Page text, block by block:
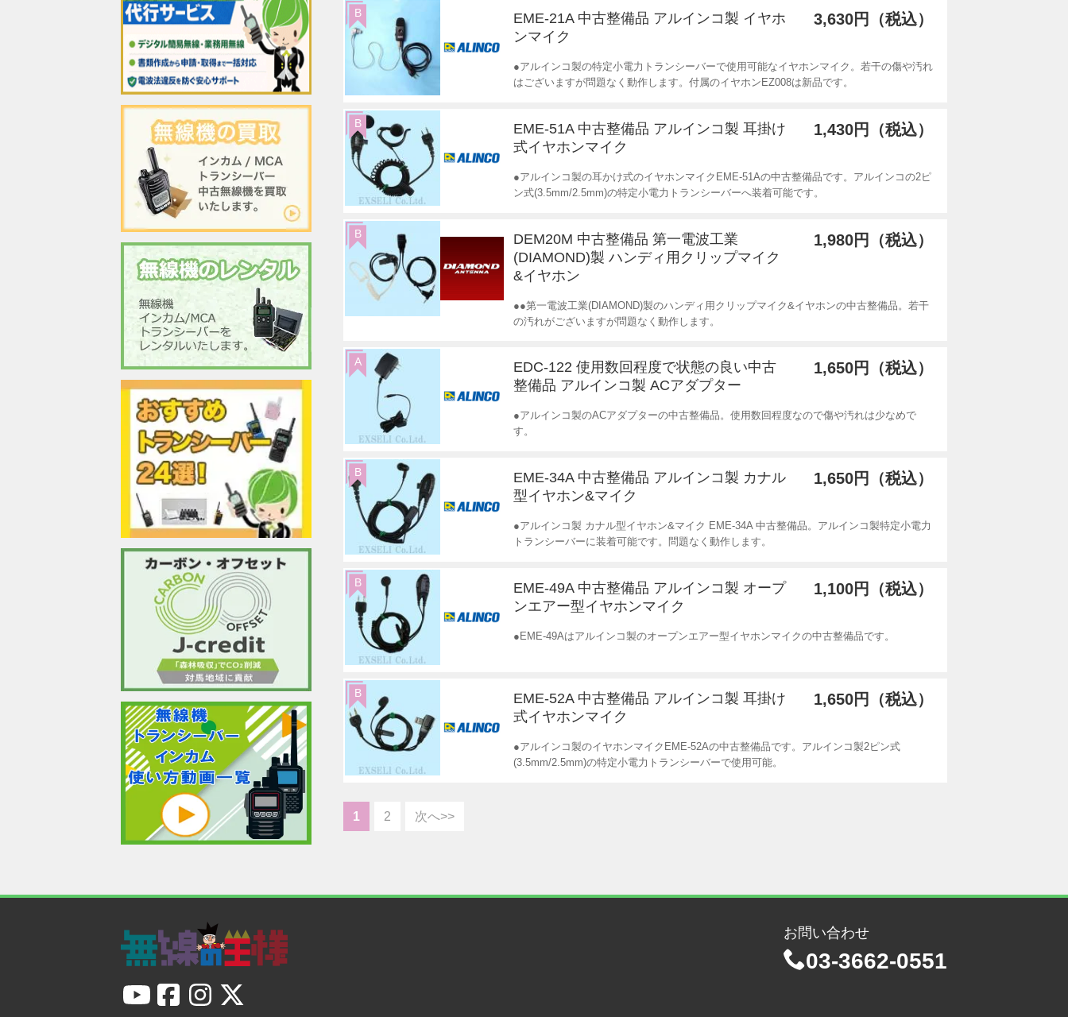
EME-21A 中古整備品 アルインコ製 イヤホ
ンマイク
3,630円（税込）
●アルインコ製の特定小電力トランシーバーで使用可能なイヤホンマイク。若干の傷や汚れ
はございますが問題なく動作します。付属のイヤホンEZ008は新品です。
B
EME-51A 中古整備品 アルインコ製 耳掛け
式イヤホンマイク
1,430円（税込）
●アルインコ製の耳かけ式のイヤホンマイクEME-51Aの中古整備品です。アルインコの2ピ
ン式(3.5mm/2.5mm)の特定小電力トランシーバーへ装着可能です。
B
DEM20M 中古整備品 第一電波工業
(DIAMOND)製 ハンディ用クリップマイク
&イヤホン
1,980円（税込）
●●第一電波工業(DIAMOND)製のハンディ用クリップマイク&イヤホンの中古整備品。若干
の汚れがございますが問題なく動作します。
B
EDC-122 使用数回程度で状態の良い中古
整備品 アルインコ製 ACアダプター
1,650円（税込）
●アルインコ製のACアダプターの中古整備品。使用数回程度なので傷や汚れは少なめで
す。
A
EME-34A 中古整備品 アルインコ製 カナル
型イヤホン&マイク
1,650円（税込）
●アルインコ製 カナル型イヤホン&マイク EME-34A 中古整備品。アルインコ製特定小電力
トランシーバーに装着可能です。問題なく動作します。
B
EME-49A 中古整備品 アルインコ製 オープ
ンエアー型イヤホンマイク
1,100円（税込）
●EME-49Aはアルインコ製のオープンエアー型イヤホンマイクの中古整備品です。
B
EME-52A 中古整備品 アルインコ製 耳掛け
式イヤホンマイク
1,650円（税込）
●アルインコ製のイヤホンマイクEME-52Aの中古整備品です。アルインコ製2ピン式
(3.5mm/2.5mm)の特定小電力トランシーバーで使用可能。
B
1 2 次へ>>
お問い合わせ
03-3662-0551